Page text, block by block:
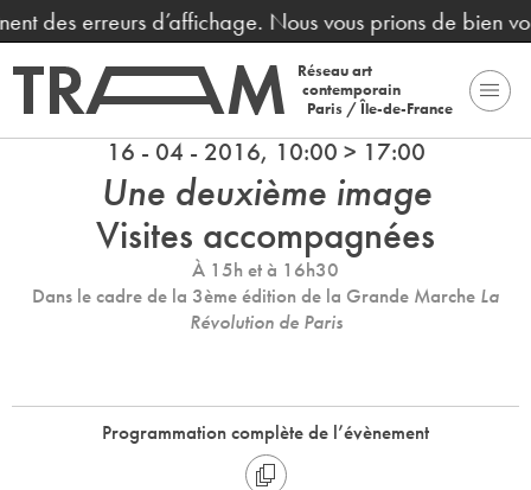
des erreurs d’affichage. Nous vous prions de bien
Réseau art
contemporain
Paris / Île-de-France
16 - 04 - 2016, 10:00 > 17:00
Une deuxième image
Visites accompagnées
À 15h et à 16h30
Dans le cadre de la 3ème édition de la Grande Marche La
Révolution de Paris
Programmation complète de l’évènement